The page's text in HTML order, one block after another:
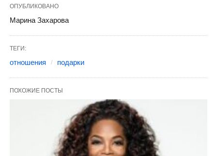
ОПУБЛИКОВАНО
Марина Захарова
ТЕГИ:
отношения подарки
ПОХОЖИЕ ПОСТЫ